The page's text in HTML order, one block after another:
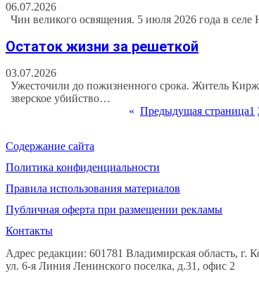
06.07.2026
Чин великого освящения. 5 июля 2026 года в
Остаток жизни за решеткой
03.07.2026
Ужесточили до пожизненного срока. Житель
зверское убийство…
« Предыдущая страница1
Содержание сайта
Политика конфиденциальности
Правила использования материалов
Публичная оферта при размещении рекламы
Контакты
Адрес редакции: 601781 Владимирская область, г.
ул. 6-я Линия Ленинского поселка, д.31, офис 2